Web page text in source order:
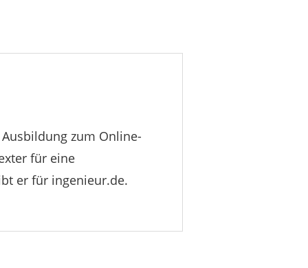
zum Online-
für eine
er für ingenieur.de.